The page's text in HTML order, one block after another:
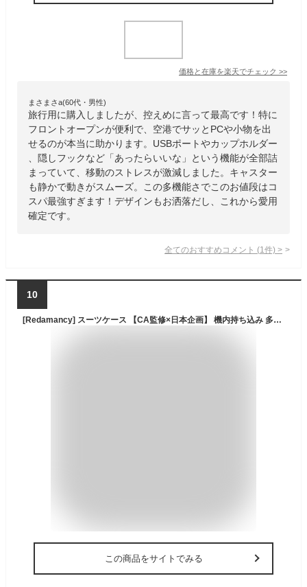
価格と在庫を楽天でチェック >>
まさまさa(60代・男性)
旅行用に購入しましたが、控えめに言って最高です！特に
フロントオープンが便利で、空港でサッとPCや小物を出
せるのが本当に助かります。USBポートやカップホルダー
、隠しフックなど「あったらいいな」という機能が全部詰
まっていて、移動のストレスが激減しました。キャスター
も静かで動きがスムーズ。この多機能さでこのお値段はコ
スパ最強すぎます！デザインもお洒落だし、これから愛用
確定です。
全てのおすすめコメント (1 件) >
10
[Redamancy] スーツケース 【CA監修×日本企画】 機内持ち込み 多機能 フロントオープン キャリーケース ストッパー付き 携帯スタンド USBポート付き カップホルダー付き 隠しフック機能 超軽量 耐衝撃 静音 360度回転 ダブルキャスター アルミフレーム PC材質 大容量 TSAロック搭載 旅行 ビジネス 出張 （1-3泊 20インチ 42L ブラック）
この商品をサイトでみる